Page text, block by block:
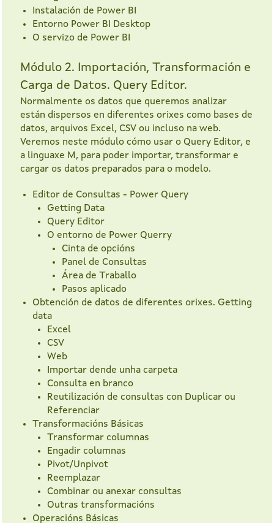
Instalación de Power BI
Entorno Power BI Desktop
O servizo de Power BI
Módulo 2. Importación, Transformación e
Carga de Datos. Query Editor.
Normalmente os datos que queremos analizar
están dispersos en diferentes orixes como bases de
datos, arquivos Excel, CSV ou incluso na web.
Veremos neste módulo cómo usar o Query Editor, e
a linguaxe M, para poder importar, transformar e
cargar os datos preparados para o modelo.
Editor de Consultas - Power Query
Getting Data
Query Editor
O entorno de Power Querry
Cinta de opcións
Panel de Consultas
Área de Traballo
Pasos aplicado
Obtención de datos de diferentes orixes. Getting
data
Excel
CSV
Web
Importar dende unha carpeta
Consulta en branco
Reutilización de consultas con Duplicar ou
Referenciar
Transformacións Básicas
Transformar columnas
Engadir columnas
Pivot/Unpivot
Reemplazar
Combinar ou anexar consultas
Outras transformacións
Operacións Básicas